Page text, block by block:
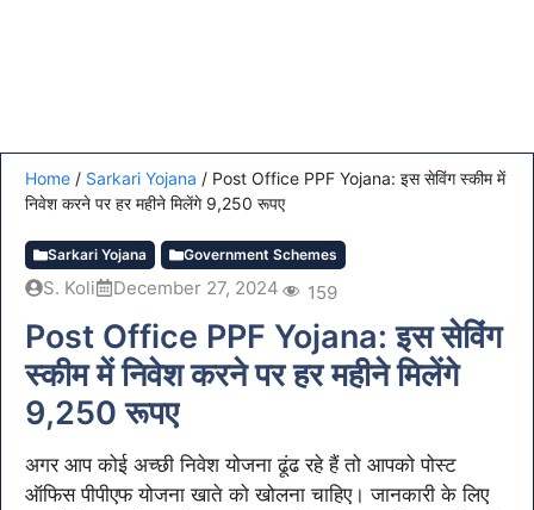
Home / Sarkari Yojana / Post Office PPF Yojana: इस सेविंग स्कीम में
निवेश करने पर हर महीने मिलेंगे 9,250 रूपए
Sarkari Yojana Government Schemes
S. Koli December 27, 2024 159
Post Office PPF Yojana: इस सेविंग
स्कीम में निवेश करने पर हर महीने मिलेंगे
9,250 रूपए
अगर आप कोई अच्छी निवेश योजना ढूंढ रहे हैं तो आपको पोस्ट
ऑफिस पीपीएफ योजना खाते को खोलना चाहिए। जानकारी के लिए